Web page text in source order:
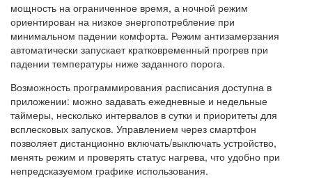
мощность на ограниченное время, а ночной режим
ориентирован на низкое энергопотребление при
минимальном падении комфорта. Режим антизамерзания
автоматически запускает кратковременный прогрев при
падении температуры ниже заданного порога.
Возможность программирования расписания доступна в
приложении: можно задавать ежедневные и недельные
таймеры, несколько интервалов в сутки и приоритеты для
всплесковых запусков. Управлением через смартфон
позволяет дистанционно включать/выключать устройство,
менять режим и проверять статус нагрева, что удобно при
непредсказуемом графике использования.